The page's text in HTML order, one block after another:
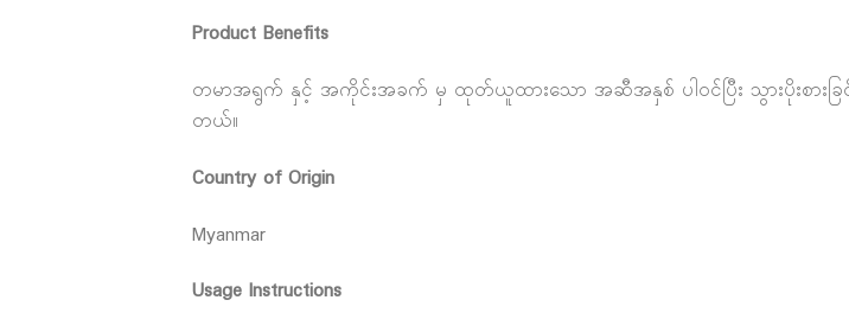
Product Benefits
တမာအရွက် နှင့် အကိုင်းအခက် မှ ထုတ်ယူထားသော အဆီအနှစ် ပါ၀င်ပြီး သွားပိုးစား
တယ်။
Country of Origin
Myanmar
Usage Instructions